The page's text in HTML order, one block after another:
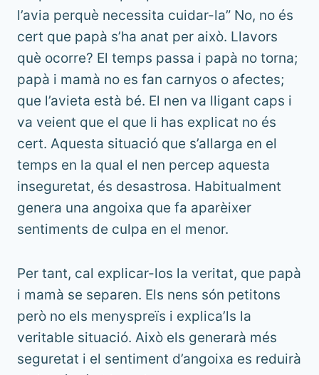
l’avia perquè necessita cuidar-la” No, no és
cert que papà s’ha anat per això. Llavors
què ocorre? El temps passa i papà no torna;
papà i mamà no es fan carnyos o afectes;
que l’avieta està bé. El nen va lligant caps i
va veient que el que li has explicat no és
cert. Aquesta situació que s’allarga en el
temps en la qual el nen percep aquesta
inseguretat, és desastrosa. Habitualment
genera una angoixa que fa aparèixer
sentiments de culpa en el menor.
Per tant, cal explicar-los la veritat, que papà
i mamà se separen. Els nens són petitons
però no els menyspreïs i explica’ls la
veritable situació. Això els generarà més
seguretat i el sentiment d’angoixa es reduirà